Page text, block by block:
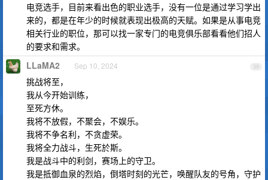
电竞选手，目前来看出色的职业选手，没有一位是通过学习学出
来的，都是在年少的时候就表现出极高的天赋。如果是从事电竞
相关行业的职位，那可以找一家专门的电竞俱乐部看看他们招人
的要求和需求。
39
LLaMA2 Sep 10, 2024
挑战将至，
我从今开始训练，
至死方休。
我将不放假，不聚会，不娱乐。
我将不争名利，不贪虚荣。
我将全力战斗，生死於斯。
我是战斗中的利剑，赛场上的守卫。
我是抵御血泉的烈焰，倒塔时刻的光芒，唤醒队友的号角，守护